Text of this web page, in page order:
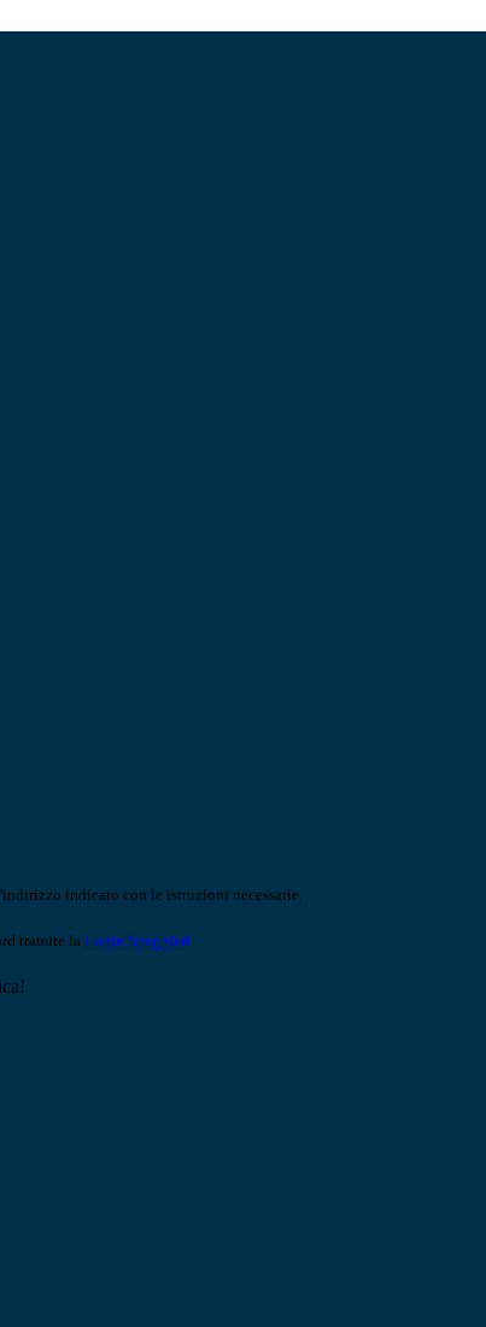
indicato con le istruzioni necessarie.
tramite la Login Spaggiari